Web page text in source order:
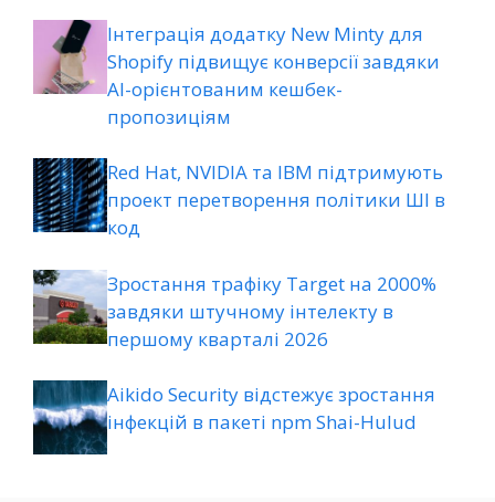
Інтеграція додатку New Minty для
Shopify підвищує конверсії завдяки
AI-орієнтованим кешбек-
пропозиціям
Red Hat, NVIDIA та IBM підтримують
проект перетворення політики ШІ в
код
Зростання трафіку Target на 2000%
завдяки штучному інтелекту в
першому кварталі 2026
Aikido Security відстежує зростання
інфекцій в пакеті npm Shai-Hulud